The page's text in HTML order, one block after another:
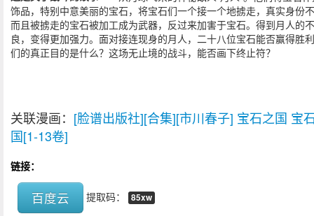
饰品，特别中意美丽的宝石，将宝石们一个接一个地掳走，真实身份
而且被掳走的宝石被加工成为武器，反过来加害于宝石。得到月人的
良，变得更加强力。面对接连现身的月人，二十八位宝石能否赢得胜
们的真正目的是什么？这场无止境的战斗，能否画下终止符？
关联漫画： [脸谱出版社][合集][市川春子] 宝石之国 宝
国[1-13卷]
链接：
百度云 提取码： 85xw